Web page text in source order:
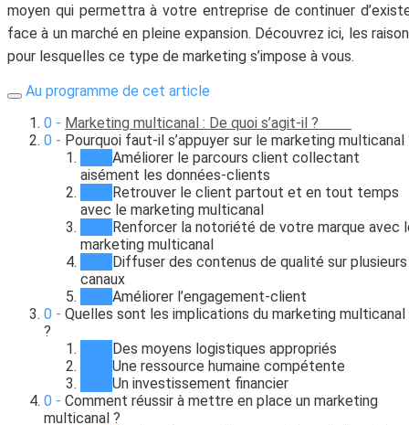
moyen qui permettra à votre entreprise de continuer
face à un marché en pleine expansion. Découvrez ici, les
pour lesquelles ce type de marketing s’impose à vous.
Au programme de cet article
Marketing multicanal : De quoi s’agit-il ?
Pourquoi faut-il s’appuyer sur le marketing multicanal
Améliorer le parcours client collectant
aisément les données-clients
Retrouver le client partout et en tout temps
avec le marketing multicanal
Renforcer la notoriété de votre marque avec
marketing multicanal
Diffuser des contenus de qualité sur plusieurs
canaux
Améliorer l’engagement-client
Quelles sont les implications du marketing multicanal
?
Des moyens logistiques appropriés
Une ressource humaine compétente
Un investissement financier
Comment réussir à mettre en place un marketing
multicanal ?